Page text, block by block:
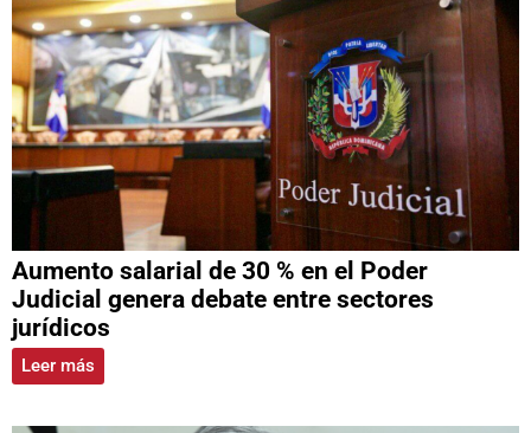
Aumento salarial de 30 % en el Poder
Judicial genera debate entre sectores
jurídicos
Leer más